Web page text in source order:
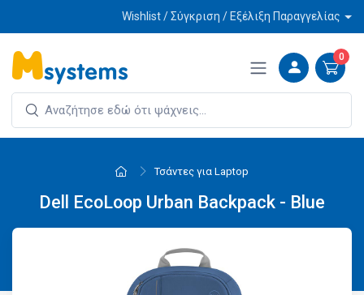
Wishlist / Σύγκριση / Εξέλιξη Παραγγελίας
0
Τσάντες για Laptop
Dell EcoLoop Urban Backpack - Blue